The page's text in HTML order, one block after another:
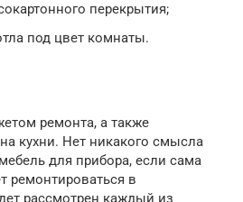
перекрытия;
под цвет комнаты.
ремонта, а также
кухни. Нет никакого смысла
для прибора, если сама
ремонтироваться в
рассмотрен каждый из